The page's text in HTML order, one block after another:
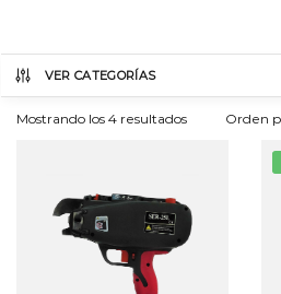
VER CATEGORÍAS
Mostrando los 4 resultados